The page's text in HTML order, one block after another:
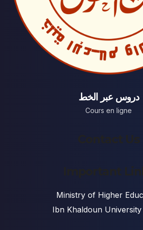
دروس عبر الخط
Cours en ligne
Contact Us
Important
Ministry of Higher
Ibn Khaldoun